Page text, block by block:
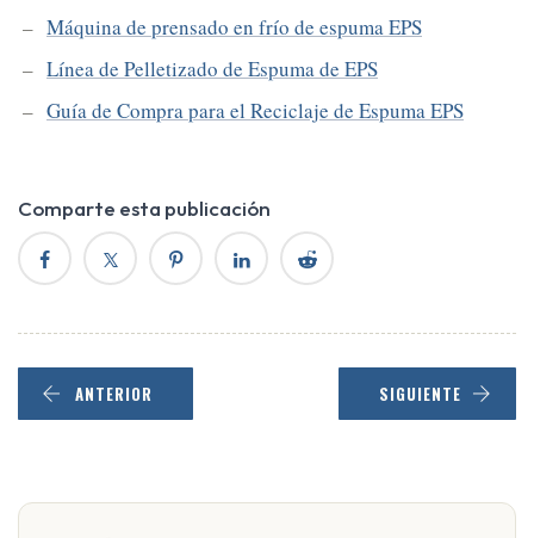
Máquina de prensado en frío de espuma EPS
Línea de Pelletizado de Espuma de EPS
Guía de Compra para el Reciclaje de Espuma EPS
Comparte esta publicación
ANTERIOR SIGUIENTE